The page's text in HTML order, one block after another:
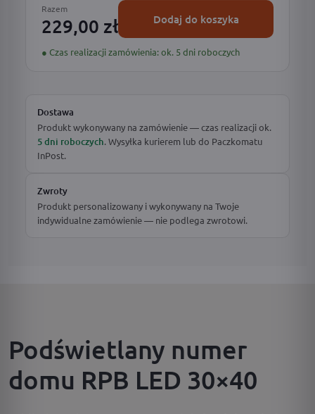
Razem
229,00 zł Dodaj do koszyka
● Czas realizacji zamówienia: ok. 5 dni roboczych
Dostawa
Produkt wykonywany na zamówienie — czas realizacji ok.
5 dni roboczych. Wysyłka kurierem lub do Paczkomatu
InPost.
Zwroty
Produkt personalizowany i wykonywany na Twoje
indywidualne zamówienie — nie podlega zwrotowi.
Podświetlany numer
domu RPB LED 30×40